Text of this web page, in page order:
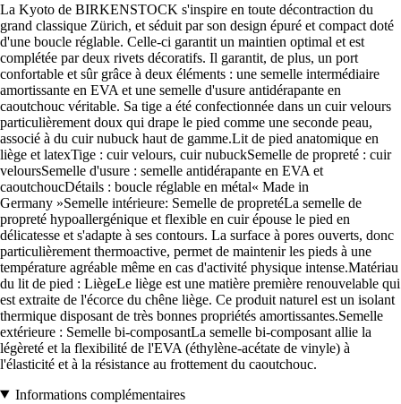
La Kyoto de BIRKENSTOCK s'inspire en toute décontraction du
grand classique Zürich, et séduit par son design épuré et compact doté
d'une boucle réglable. Celle-ci garantit un maintien optimal et est
complétée par deux rivets décoratifs. Il garantit, de plus, un port
confortable et sûr grâce à deux éléments : une semelle intermédiaire
amortissante en EVA et une semelle d'usure antidérapante en
caoutchouc véritable. Sa tige a été confectionnée dans un cuir velours
particulièrement doux qui drape le pied comme une seconde peau,
associé à du cuir nubuck haut de gamme.Lit de pied anatomique en
liège et latexTige : cuir velours, cuir nubuckSemelle de propreté : cuir
veloursSemelle d'usure : semelle antidérapante en EVA et
caoutchoucDétails : boucle réglable en métal« Made in
Germany »Semelle intérieure: Semelle de propretéLa semelle de
propreté hypoallergénique et flexible en cuir épouse le pied en
délicatesse et s'adapte à ses contours. La surface à pores ouverts, donc
particulièrement thermoactive, permet de maintenir les pieds à une
température agréable même en cas d'activité physique intense.Matériau
du lit de pied : LiègeLe liège est une matière première renouvelable qui
est extraite de l'écorce du chêne liège. Ce produit naturel est un isolant
thermique disposant de très bonnes propriétés amortissantes.Semelle
extérieure : Semelle bi-composantLa semelle bi-composant allie la
légèreté et la flexibilité de l'EVA (éthylène-acétate de vinyle) à
l'élasticité et à la résistance au frottement du caoutchouc.
Informations complémentaires